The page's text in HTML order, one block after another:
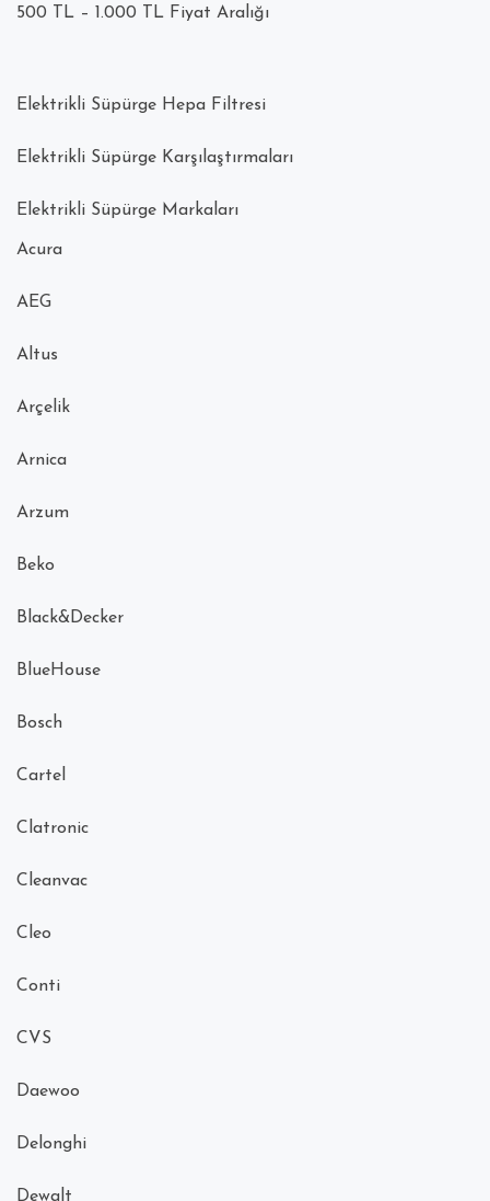
500 TL – 1.000 TL Fiyat Aralığı
Elektrikli Süpürge Hepa Filtresi
Elektrikli Süpürge Karşılaştırmaları
Elektrikli Süpürge Markaları
Acura
AEG
Altus
Arçelik
Arnica
Arzum
Beko
Black&Decker
BlueHouse
Bosch
Cartel
Clatronic
Cleanvac
Cleo
Conti
CVS
Daewoo
Delonghi
Dewalt